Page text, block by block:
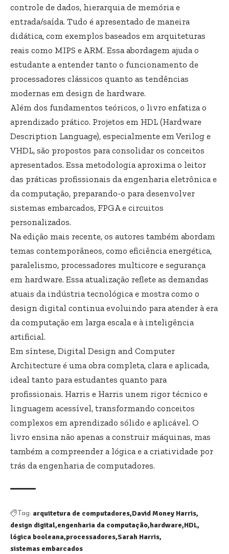
controle de dados, hierarquia de memória e
entrada/saída. Tudo é apresentado de maneira
didática, com exemplos baseados em arquiteturas
reais como MIPS e ARM. Essa abordagem ajuda o
estudante a entender tanto o funcionamento de
processadores clássicos quanto as tendências
modernas em design de hardware.
Além dos fundamentos teóricos, o livro enfatiza o
aprendizado prático. Projetos em HDL (Hardware
Description Language), especialmente em Verilog e
VHDL, são propostos para consolidar os conceitos
apresentados. Essa metodologia aproxima o leitor
das práticas profissionais da engenharia eletrônica e
da computação, preparando-o para desenvolver
sistemas embarcados, FPGA e circuitos
personalizados.
Na edição mais recente, os autores também abordam
temas contemporâneos, como eficiência energética,
paralelismo, processadores multicore e segurança
em hardware. Essa atualização reflete as demandas
atuais da indústria tecnológica e mostra como o
design digital continua evoluindo para atender à era
da computação em larga escala e à inteligência
artificial.
Em síntese, Digital Design and Computer
Architecture é uma obra completa, clara e aplicada,
ideal tanto para estudantes quanto para
profissionais. Harris e Harris unem rigor técnico e
linguagem acessível, transformando conceitos
complexos em aprendizado sólido e aplicável. O
livro ensina não apenas a construir máquinas, mas
também a compreender a lógica e a criatividade por
trás da engenharia de computadores.
Tag: arquitetura de computadores David Money Harris
design digital engenharia da computação hardware HDL
lógica booleana processadores Sarah Harris
sistemas embarcados